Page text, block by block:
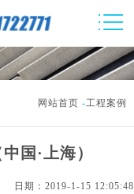
网站首页 -工程案例
国·上海）
日期：2019-1-15 12:05:48